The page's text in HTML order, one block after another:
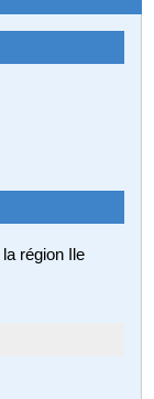
région Ile